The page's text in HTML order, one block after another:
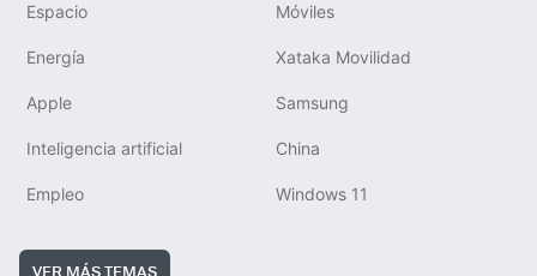
Espacio Móviles
Energía Xataka Movilidad
Apple Samsung
Inteligencia artificial China
Empleo Windows 11
VER MÁS TEMAS